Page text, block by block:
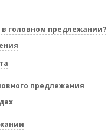
головном предлежании?
предлежания